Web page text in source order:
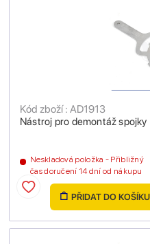
Nástroj pro demontáž spojky
Kód zboží : AD1913
Neskladová položka - Přibližný
čas doručení 14 dní od nákupu
PŘIDAT DO KOŠÍKU